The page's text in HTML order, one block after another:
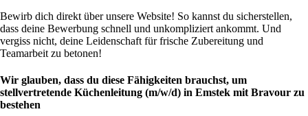
Bewirb dich direkt über unsere Website! So kannst du sicherstellen,
dass deine Bewerbung schnell und unkompliziert ankommt. Und
vergiss nicht, deine Leidenschaft für frische Zubereitung und
Teamarbeit zu betonen!
Wir glauben, dass du diese Fähigkeiten brauchst, um
stellvertretende Küchenleitung (m/w/d) in Emstek mit Bravour zu
bestehen